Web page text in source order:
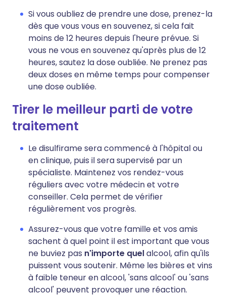
Si vous oubliez de prendre une dose, prenez-la
dès que vous vous en souvenez, si cela fait
moins de 12 heures depuis l'heure prévue. Si
vous ne vous en souvenez qu'après plus de 12
heures, sautez la dose oubliée. Ne prenez pas
deux doses en même temps pour compenser
une dose oubliée.
Tirer le meilleur parti de votre
traitement
Le disulfirame sera commencé à l'hôpital ou
en clinique, puis il sera supervisé par un
spécialiste. Maintenez vos rendez-vous
réguliers avec votre médecin et votre
conseiller. Cela permet de vérifier
régulièrement vos progrès.
Assurez-vous que votre famille et vos amis
sachent à quel point il est important que vous
ne buviez pas n'importe quelalcool, afin qu'ils
puissent vous soutenir. Même les bières et vins
à faible teneur en alcool, 'sans alcool' ou 'sans
alcool' peuvent provoquer une réaction.